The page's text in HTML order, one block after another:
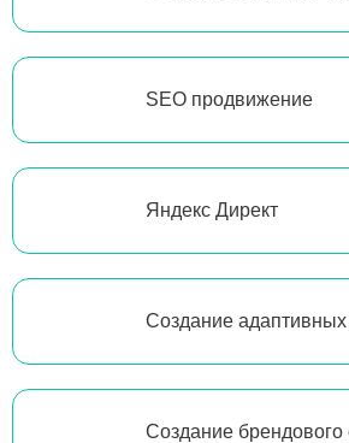
SEO продвижение
Яндекс Директ
Создание адаптивных
Создание брендового